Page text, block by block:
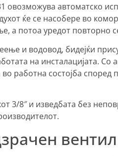
овозможува автоматско
ќе се насобере во
а потоа уредот повторно
и водовод, бидејќи
на инсталацијата.
работна состојба според
3/8″ и изведбата без